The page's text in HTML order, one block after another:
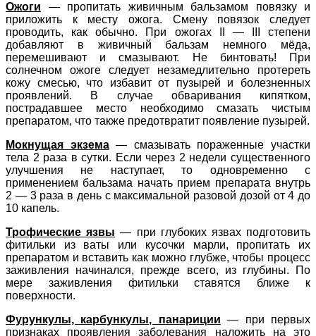
Ожоги
—
пропитать живичным бальзамом повязку и
приложить к месту ожога. Смену повязок следует
проводить, как обычно. При ожогах II — III степени
добавляют в живичный бальзам немного мёда,
перемешивают и смазывают. Не бинтовать! При
солнечном ожоге следует незамедлительно протереть
кожу смесью, что избавит от пузырей и болезненных
проявлений. В случае обваривания кипятком,
пострадавшее место необходимо смазать чистым
препаратом, что также предотвратит появление пузырей.
Мокнущая экзема — смазывать пораженные участки
тела 2 раза в сутки. Если через 2 недели существенного
улучшения не наступает, то одновременно с
применением бальзама начать прием препарата внутрь
2 — 3 раза в день с максимальной разовой дозой от 4 до
10 капель.
Трофические язвы — при глубоких язвах подготовить
фитильки из ваты или кусочки марли, пропитать их
препаратом и вставить как можно глубже, чтобы процесс
заживления начинался, прежде всего, из глубины. По
мере заживления фитильки ставятся ближе к
поверхности.
Фурункулы, карбункулы, панариции
—
при первых
признаках проявления заболевания наложить на это